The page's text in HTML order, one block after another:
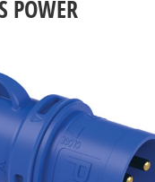
POWER